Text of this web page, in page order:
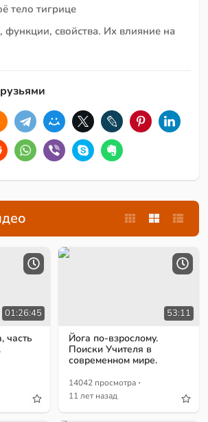
тело тигрице
функции, свойства. Их влияние на
01:26:45
часть
53:11
Йога по-взрослому.
Поиски Учителя в
современном мире.
14042 просмотра ·
11 лет назад